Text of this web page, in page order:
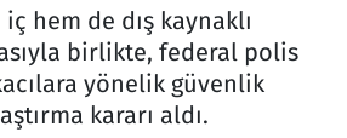
hem de dış kaynaklı
birlikte, federal polis
yönelik güvenlik
kararı aldı.